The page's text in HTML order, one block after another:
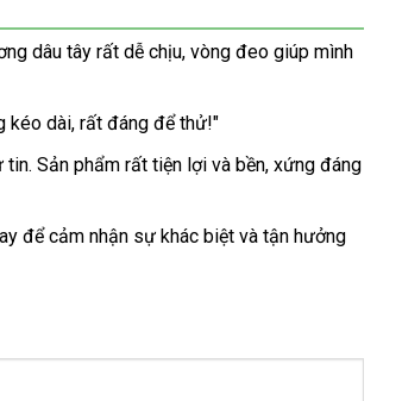
dâu tây rất dễ chịu, vòng đeo giúp mình
kéo dài, rất đáng để thử!"
Sản phẩm rất tiện lợi và bền, xứng đáng
để cảm nhận sự khác biệt và tận hưởng